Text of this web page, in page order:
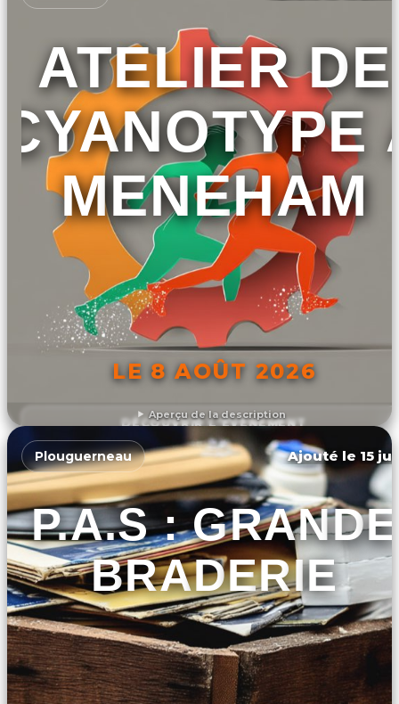
Aperçu de la description
ATELIER DE
CYANOTYPE
MENEHAM
LE 8 AOÛT 2026
DÉCOUVRIR L'ÉVÉNEMENT
Plouguerneau Ajouté le 15
P.A.S : GRANDE
BRADERIE